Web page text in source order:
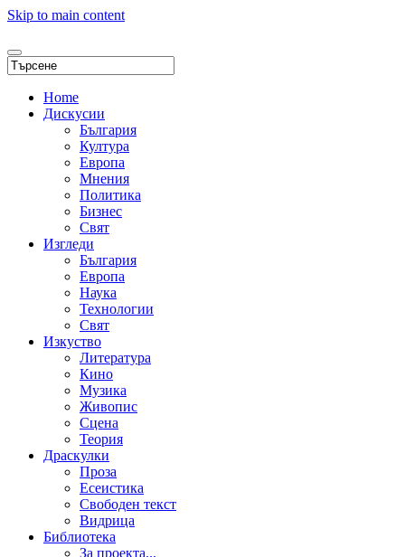
Skip to main content
Home
Дискусии
България
Култура
Европа
Мнения
Политика
Бизнес
Свят
Изгледи
България
Европа
Наука
Технологии
Свят
Изкуство
Литература
Кино
Музика
Живопис
Сцена
Теория
Драскулки
Проза
Есеистика
Свободен текст
Видрица
Библиотека
За проекта...